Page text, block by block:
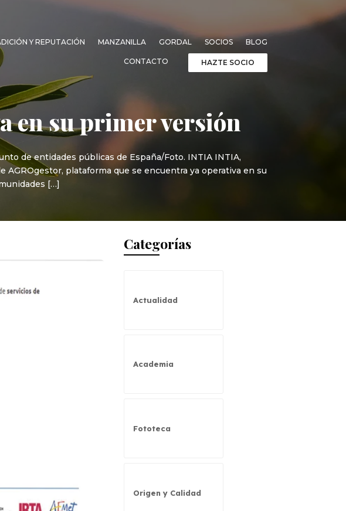
Y REPUTACIÓN MANZANILLA GORDAL SOCIOS BLOG
CONTACTO HAZTE SOCIO
en su primer versión
de entidades públicas de España/Foto. INTIA INTIA,
plataforma que se encuentra ya operativa en su
[…]
Categorías
Actualidad
Academia
Fototeca
Origen y Calidad